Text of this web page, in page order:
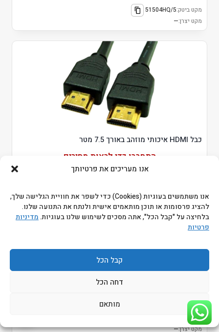
אנו מעריכים את פרטיותך
אנו משתמשים בעוגיות (Cookies) כדי לשפר את חוויית הגלישה שלך,
להציג פרסומות או תוכן מותאמים אישית ולנתח את התנועה שלנו.
בלחיצה על "קבל הכל", אתה מסכים לשימוש שלנו בעוגיות.מדיניות
פרטיות
קבל הכל
דחה הכל
מותאם
מקט ביטק:51504HQ/5
מקט יצרן:—
כבל HDMI איכותי מוזהב באורך 7.5 מטר
התחברו כדי לראות מחירים
51503G/7.5
התחברו כדי לראות מחירים
מקט ביטק:
מקט יצרן:—